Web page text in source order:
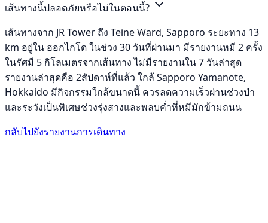
เส้นทางนี้ปลอดภัยหรือไม่ในตอนนี้?
เส้นทางจาก JR Tower ถึง Teine Ward, Sapporo ระยะทาง 13
km อยู่ใน ฮอกไกโด ในช่วง 30 วันที่ผ่านมา มีรายงานหมี 2 ครั้ง
ในรัศมี 5 กิโลเมตรจากเส้นทาง ไม่มีรายงานใน 7 วันล่าสุด
รายงานล่าสุดคือ 2สัปดาห์ที่แล้ว ใกล้ Sapporo Yamanote,
Hokkaido มีกิจกรรมใกล้ขนาดนี้ ควรลดความเร็วผ่านช่วงป่า
และระวังเป็นพิเศษช่วงรุ่งสางและพลบค่ำที่หมีมักข้ามถนน
กลับไปยังรายงานการเดินทาง